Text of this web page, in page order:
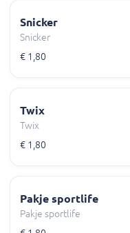
Snicker
Snicker
€ 1,80
Twix
Twix
€ 1,80
Pakje sportlife
Pakje sportlife